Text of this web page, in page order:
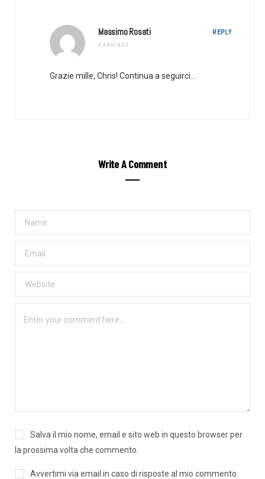
Massimo Rosati
6 ANNI AGO
REPLY
Grazie mille, Chris! Continua a seguirci…
Write A Comment
Salva il mio nome, email e sito web in questo browser per
la prossima volta che commento.
Avvertimi via email in caso di risposte al mio commento.